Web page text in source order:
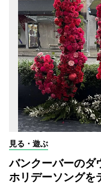
見る・遊ぶ
バンクーバーの
ホリデーソングを